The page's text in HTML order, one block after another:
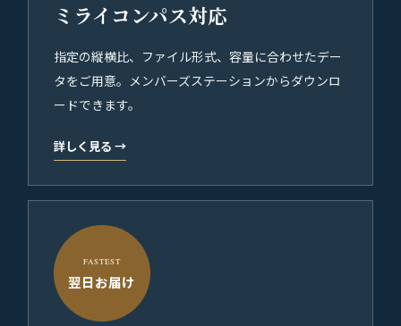
ミライコンパス対応
指定の縦横比、ファイル形式、容量に合わせたデー
タをご用意。メンバーズステーションからダウンロ
ードできます。
詳しく見る →
FASTEST
翌日お届け